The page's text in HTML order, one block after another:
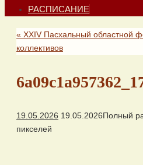
РАСПИСАНИЕ
« XXIV Пасхальный областной
коллективов
19.05.2026 19.05.2026Полный
пикселей